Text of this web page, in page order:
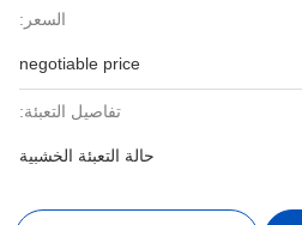
السعر:
negotiable price
تفاصيل التعبئة:
حالة التعبئة الخشبية